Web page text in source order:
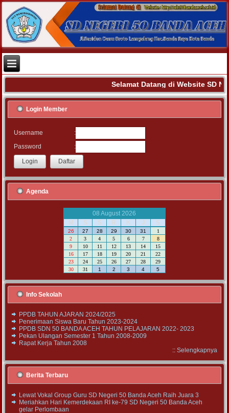
Selamat Datang di Website SD
Login Member
Username
:
Password
:
Agenda
08 August 2026
M
S S R K J S
26 27 28 29 30 31
1
2
3 4 5 6 7
8
9
10 11 12 13 14
15
16
17 18 19 20 21
22
23
24 25 26 27 28
29
30
31 1 2 3 4 5
Info Sekolah
PPDB TAHUN AJARAN 2024/2025
Penerimaan Siswa Baru Tahun 2023-2024
PPDB SDN 50 BANDA ACEH TAHUN PELAJARAN 2022- 2023
Pekan Ulangan Semester 1 Tahun 2008-2009
Rapat Kerja Tahun 2008
:: Selengkapnya
Berita Terbaru
Lewat Vokal Group Guru SD Negeri 50 Banda Aceh Raih Juara 3
Meriahkan Hari Kemerdekaan RI ke-79 SD Negeri 50 Banda Aceh
gelar Perlombaan